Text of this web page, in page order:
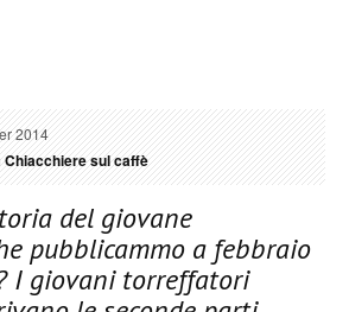
2014
Chiacchiere sul caffè
del giovane
pubblicammo a febbraio
I giovani torreffatori